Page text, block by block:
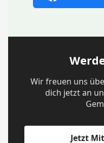
Wir freuen uns
dich jetzt an
Jetzt